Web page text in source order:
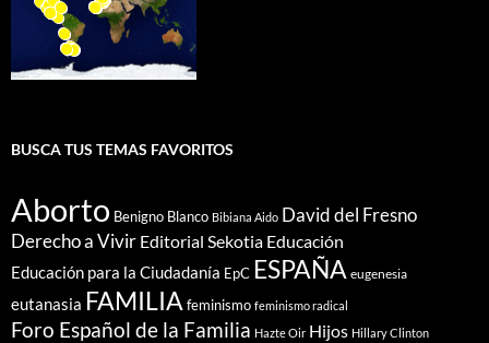
BUSCA TUS TEMAS FAVORITOS
Aborto Benigno Blanco Bibiana Aido David del Fresno
Derecho a Vivir Editorial Sekotia Educación
Educación para la Ciudadanía EpC ESPAÑA eugenesia
eutanasia FAMILIA feminismo feminismo radical
Foro Español de la Familia Hazte Oir Hijos Hillary Clinton